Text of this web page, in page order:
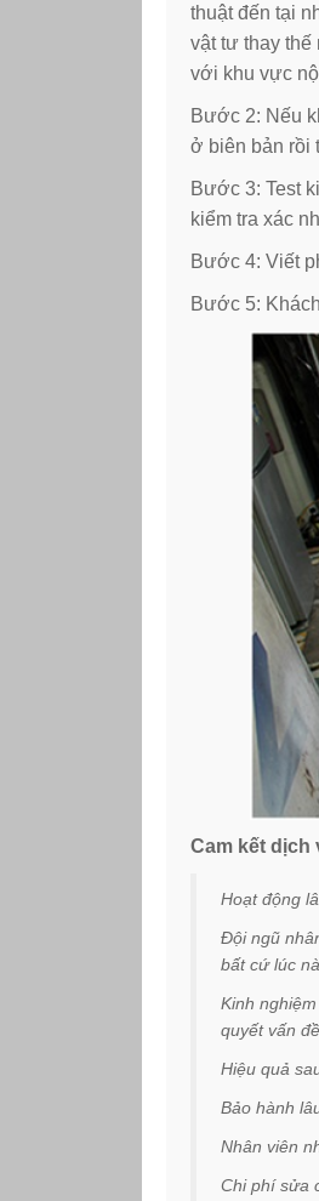
thuật đến tại
vật tư thay thế
với khu vực
Bước 2: Nếu
ở biên bản rồi
Bước 3: Test
kiểm tra xác
Bước 4: Viết
Bước 5:
Cam kết dịch
Hoạt động
Đội ngũ
bất cứ lúc
Kinh
quyết vấn
Hiệu quả
Bảo hành
Nhân viên
Chi phí sửa